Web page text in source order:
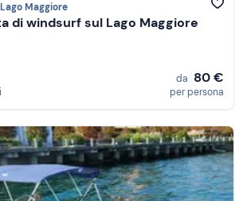
Maggiore
di windsurf sul Lago Maggiore
da 80 €
per persona